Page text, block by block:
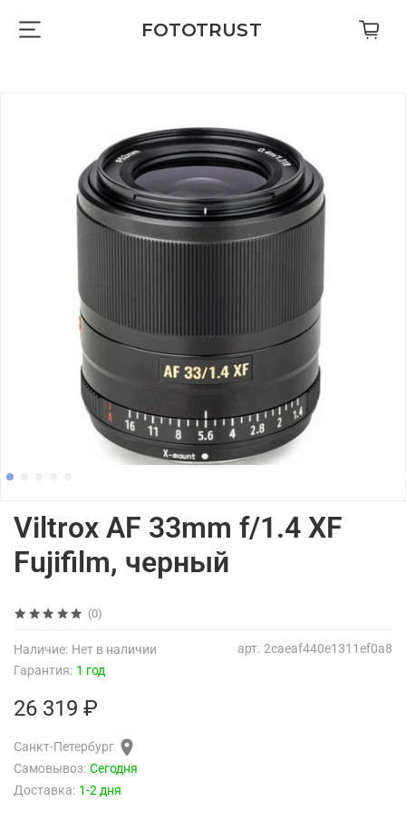
FOTOTRUST
(0)
арт. 2caeaf440e1311ef0a8
Наличие: Нет в наличии
Гарантия: 1 год
Viltrox AF 33mm f/1.4 XF
Fujifilm, черный
26 319 ₽
Санкт-Петербург
Самовывоз: Сегодня
Доставка: 1-2 дня